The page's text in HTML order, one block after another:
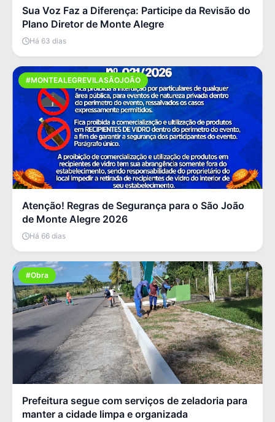
Sua Voz Faz a Diferença: Participe da Revisão do
Plano Diretor de Monte Alegre
Há 63 dias
#MONTEALEGREVILASÃOJOÃO
Atenção! Regras de Segurança para o São João
de Monte Alegre 2026
Há 66 dias
#Obra
Prefeitura segue com serviços de zeladoria para
manter a cidade limpa e organizada